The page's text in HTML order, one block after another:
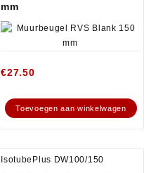
mm
€27.50
Toevoegen aan winkelwagen
IsotubePlus DW100/150